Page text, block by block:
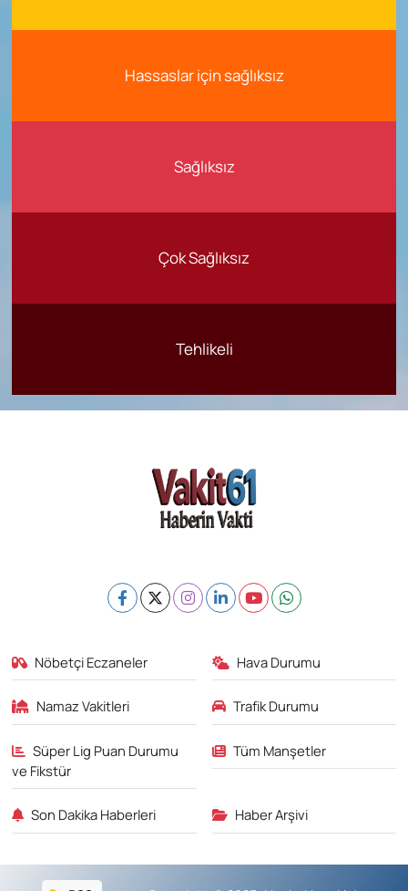
Hassaslar için sağlıksız
Sağlıksız
Çok Sağlıksız
Tehlikeli
Nöbetçi Eczaneler Hava Durumu
Namaz Vakitleri Trafik Durumu
Süper Lig Puan Durumu
ve Fikstür
Tüm Manşetler
Son Dakika Haberleri Haber Arşivi